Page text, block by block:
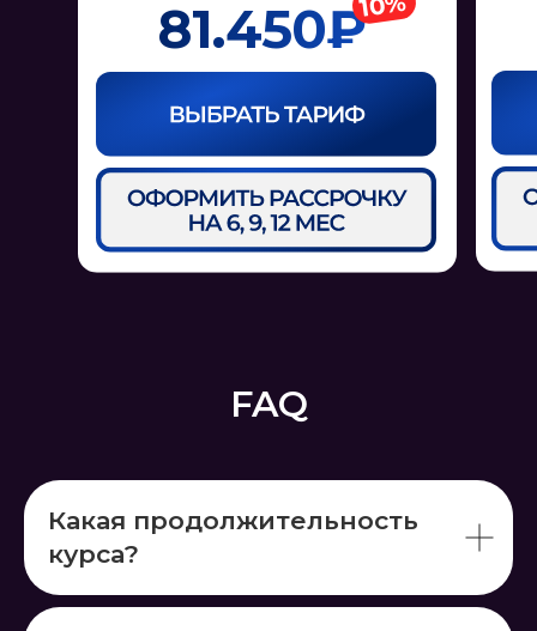
81.450₽
FAQ
Какая продолжительность
курса?